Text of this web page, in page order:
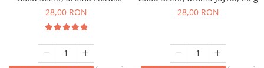
Bouquet, 20 g
28,00 RON
28,00 RON